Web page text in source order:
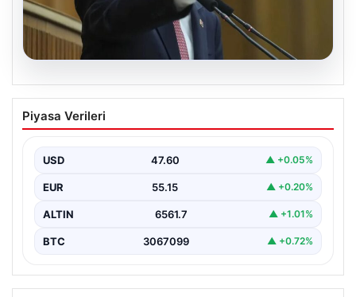
Kılıçdaroğlu: Hesap sormaktan ve
vermekten çekinmeyiz
başlangıcını ilan eden Cumhuriyet Halk Partisi (CHP)
Genel…
Piyasa Verileri
USD 47.60 ▲ +0.05%
EUR 55.15 ▲ +0.20%
ALTIN 6561.7 ▲ +1.01%
BTC 3067099 ▲ +0.72%